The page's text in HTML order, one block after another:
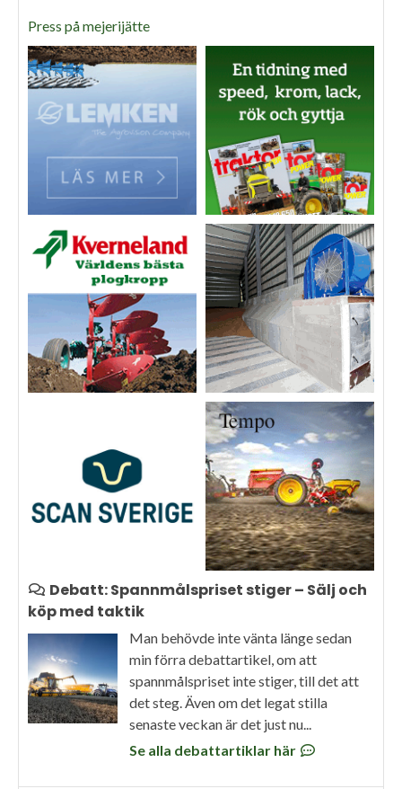
Press på mejerijätte
Debatt: Spannmålspriset stiger – Sälj och
köp med taktik
Man behövde inte vänta länge sedan
min förra debattartikel, om att
spannmålspriset inte stiger, till det att
det steg. Även om det legat stilla
senaste veckan är det just nu...
Se alla debattartiklar här